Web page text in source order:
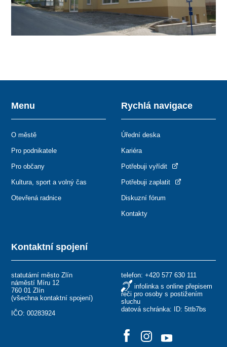
Kontaktní spojení
statutární město Zlín
náměstí Míru 12
760 01 Zlín
(všechna kontaktní spojení)
IČO: 00283924
telefon: +420 577 630 111
infolinka s online přepisem
řeči pro osoby s postižením
sluchu
datová schránka: ID: 5ttb7bs
Menu
O městě
Pro podnikatele
Pro občany
Kultura, sport a volný čas
Otevřená radnice
Rychlá navigace
Úřední deska
Kariéra
Potřebuji vyřídit
Potřebuji zaplatit
Diskuzní fórum
Kontakty